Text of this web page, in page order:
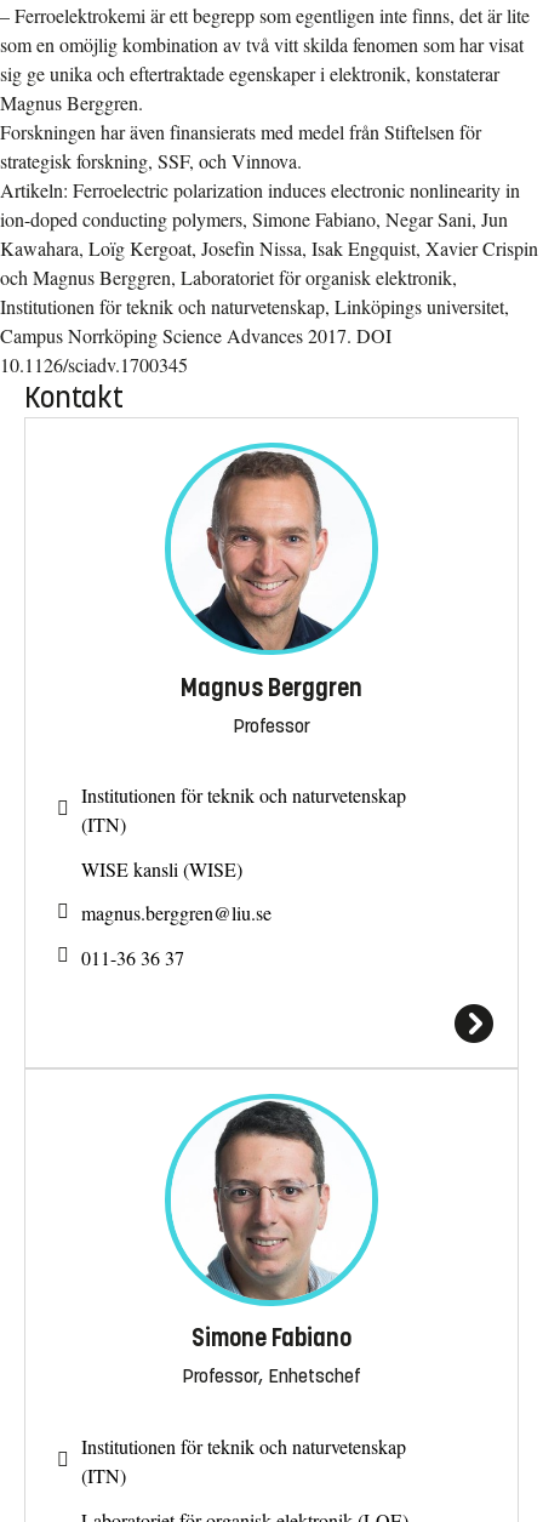
– Ferroelektrokemi är ett begrepp som egentligen inte finns, det är lite
som en omöjlig kombination av två vitt skilda fenomen som har visat
sig ge unika och eftertraktade egenskaper i elektronik, konstaterar
Magnus Berggren.
Forskningen har även finansierats med medel från Stiftelsen för
strategisk forskning, SSF, och Vinnova.
Artikeln: Ferroelectric polarization induces electronic nonlinearity in
ion-doped conducting polymers, Simone Fabiano, Negar Sani, Jun
Kawahara, Loïg Kergoat, Josefin Nissa, Isak Engquist, Xavier Crispin
och Magnus Berggren, Laboratoriet för organisk elektronik,
Institutionen för teknik och naturvetenskap, Linköpings universitet,
Campus Norrköping Science Advances 2017. DOI
10.1126/sciadv.1700345
Kontakt
Magnus Berggren
Professor
Institutionen för teknik och naturvetenskap
(ITN)
WISE kansli (WISE)
magnus.berggren@liu.se
011-36 36 37
Simone Fabiano
Professor, Enhetschef
Institutionen för teknik och naturvetenskap
(ITN)